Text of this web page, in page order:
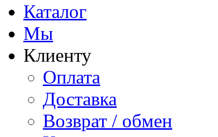
Каталог
Мы
Клиенту
Оплата
Доставка
Возврат / обмен